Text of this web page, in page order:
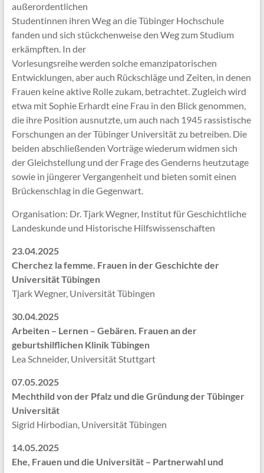
außerordentlichen
Studentinnen ihren Weg an die Tübinger Hochschule
fanden und sich stückchenweise den Weg zum Studium
erkämpften. In der
Vorlesungsreihe werden solche emanzipatorischen
Entwicklungen, aber auch Rückschläge und Zeiten, in denen
Frauen keine aktive Rolle zukam, betrachtet. Zugleich wird
etwa mit Sophie Erhardt eine Frau in den Blick genommen,
die ihre Position ausnutzte, um auch nach 1945 rassistische
Forschungen an der Tübinger Universität zu betreiben. Die
beiden abschließenden Vorträge wiederum widmen sich
der Gleichstellung und der Frage des Genderns heutzutage
sowie in jüngerer Vergangenheit und bieten somit einen
Brückenschlag in die Gegenwart.
Organisation: Dr. Tjark Wegner, Institut für Geschichtliche
Landeskunde und Historische Hilfswissenschaften
23.04.2025
Cherchez la femme. Frauen in der Geschichte der
Universität Tübingen
Tjark Wegner, Universität Tübingen
30.04.2025
Arbeiten – Lernen – Gebären. Frauen an der
geburtshilflichen Klinik Tübingen
Lea Schneider, Universität Stuttgart
07.05.2025
Mechthild von der Pfalz und die Gründung der Tübinger
Universität
Sigrid Hirbodian, Universität Tübingen
14.05.2025
Ehe, Frauen und die Universität – Partnerwahl und